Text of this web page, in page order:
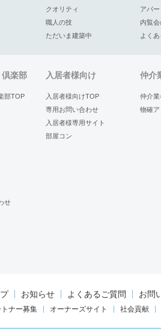
クオリティ
アパー
職人の技
内覧
ただいま建築中
よく
楽部
部TOP
せ
入居者様向け
入居者様向けTOP
専用お問い合わせ
入居者様専用サイト
部屋コン
仲介
仲介
物確ア
お知らせ よくあるご質問 お問
ナー募集 オーナーズサイト 社会貢献